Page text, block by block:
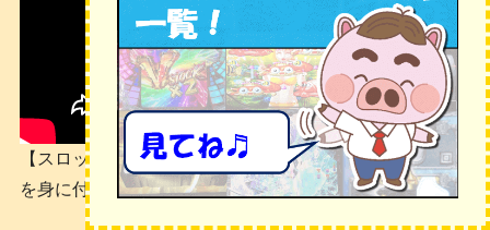
【スロット目押し習得講座】パチスロ初心者でも目押し
を身に付けるやり方・手順・コツ